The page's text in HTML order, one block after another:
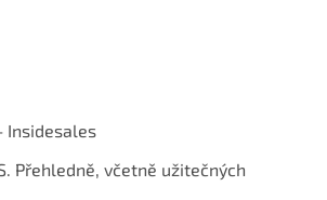
Insidesales
Přehledně, včetně užitečných